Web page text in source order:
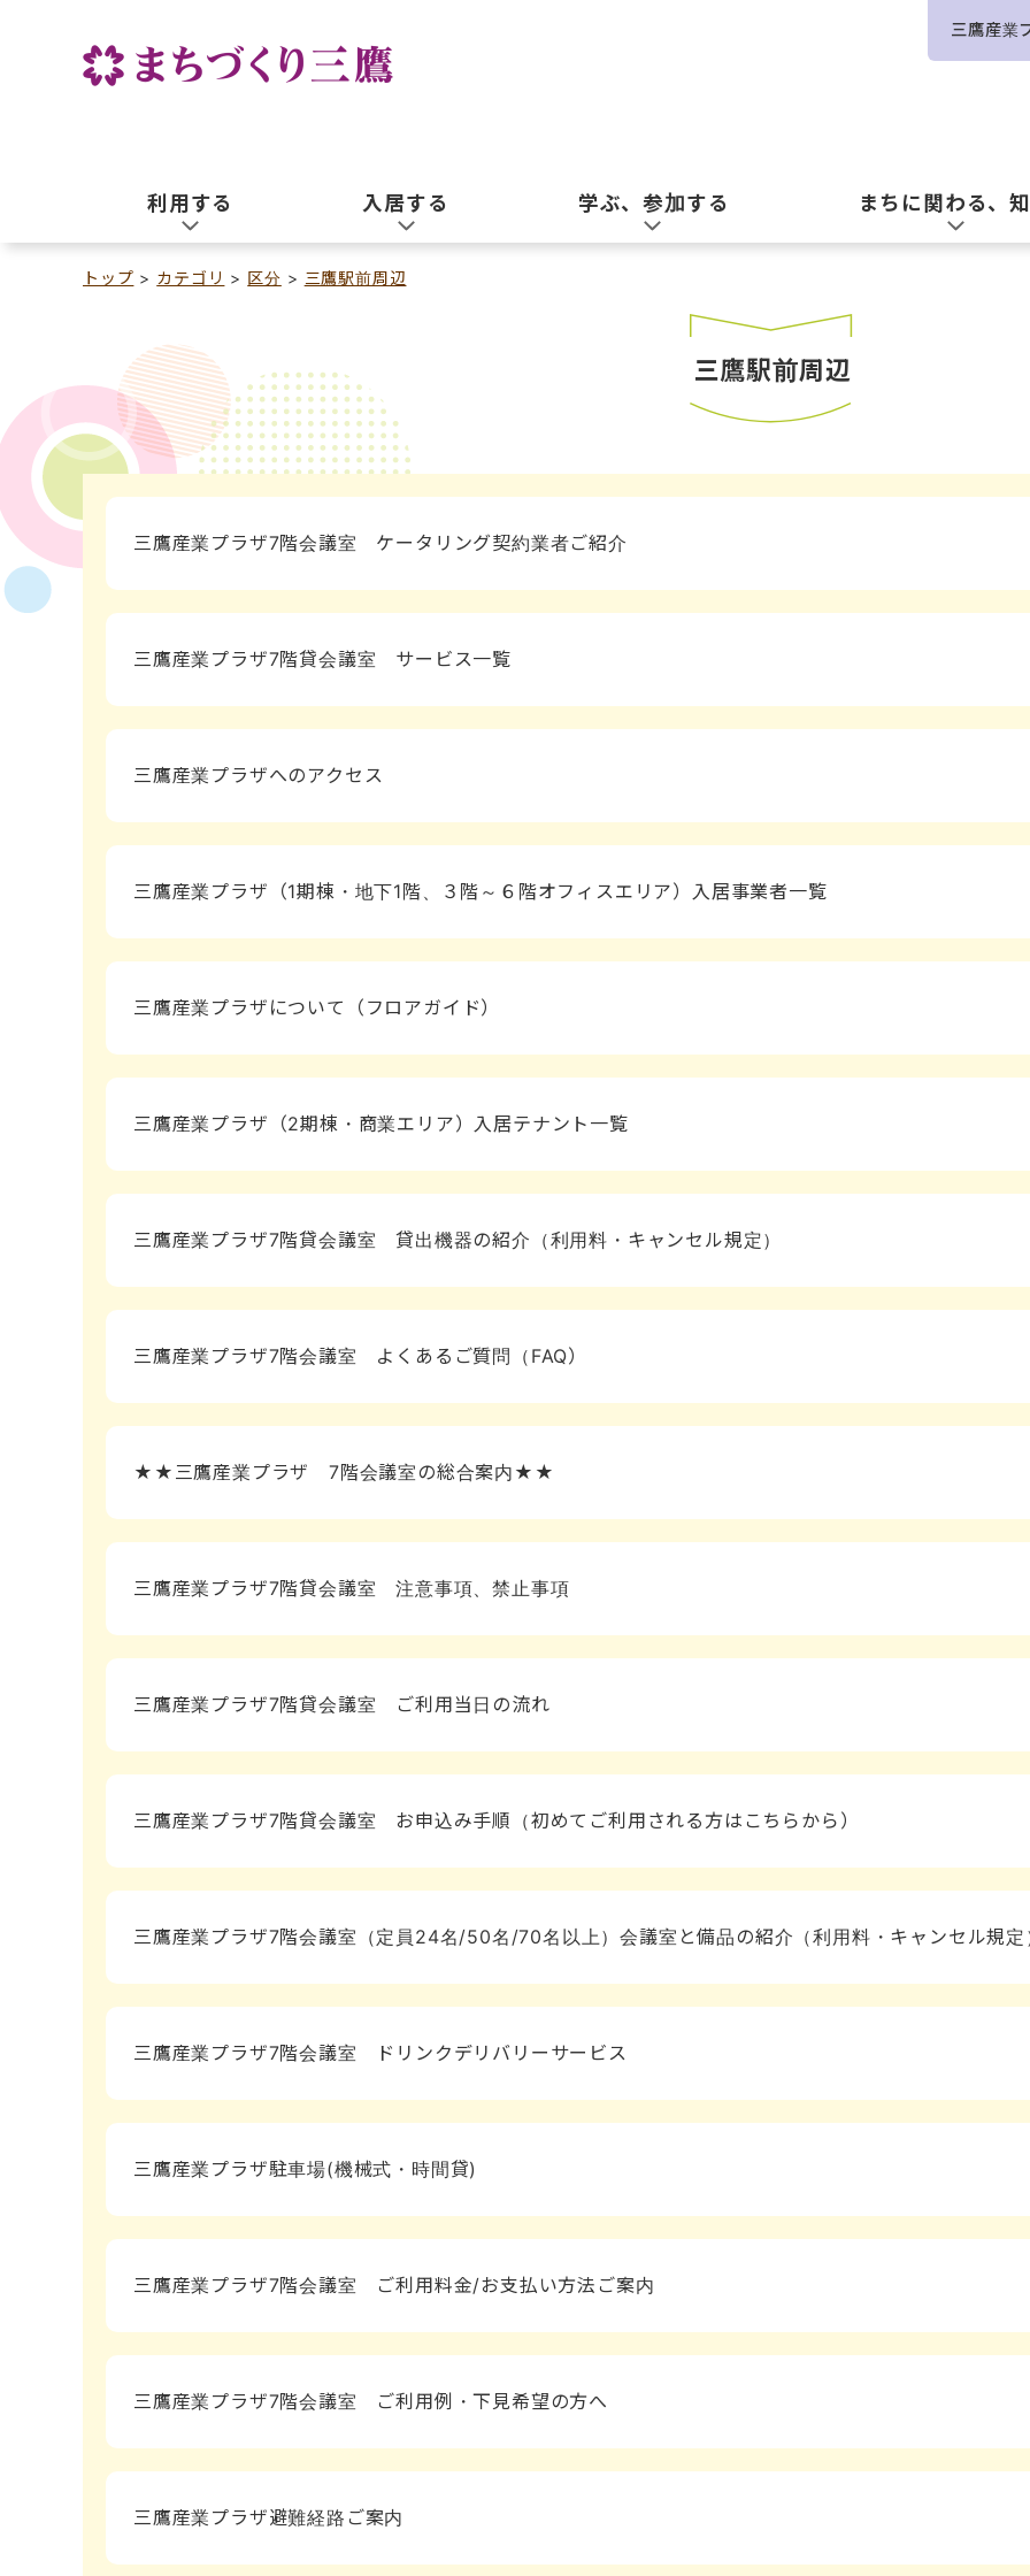
三鷹産業
利用する 入居する 学ぶ、参加する まちに関わる、
トップ カテゴリ 区分 三鷹駅前周辺
三鷹駅前周辺
三鷹産業プラザ7階会議室 ケータリング契約業者ご紹介
三鷹産業プラザ7階貸会議室 サービス一覧
三鷹産業プラザへのアクセス
三鷹産業プラザ（1期棟・地下1階、３階～６階オフィスエリア）入居事業者一覧
三鷹産業プラザについて（フロアガイド）
三鷹産業プラザ（2期棟・商業エリア）入居テナント一覧
三鷹産業プラザ7階貸会議室 貸出機器の紹介（利用料・キャンセル規定）
三鷹産業プラザ7階会議室 よくあるご質問（FAQ）
★★三鷹産業プラザ 7階会議室の総合案内★★
三鷹産業プラザ7階貸会議室 注意事項、禁止事項
三鷹産業プラザ7階貸会議室 ご利用当日の流れ
三鷹産業プラザ7階貸会議室 お申込み手順（初めてご利用される方はこちらから）
三鷹産業プラザ7階会議室（定員24名/50名/70名以上）会議室と備品の紹介（利用料・キャンセル規定
三鷹産業プラザ7階会議室 ドリンクデリバリーサービス
三鷹産業プラザ駐車場(機械式・時間貸)
三鷹産業プラザ7階会議室 ご利用料金/お支払い方法ご案内
三鷹産業プラザ7階会議室 ご利用例・下見希望の方へ
三鷹産業プラザ避難経路ご案内